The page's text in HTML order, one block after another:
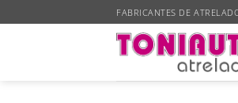
to
FABRICANTES DE